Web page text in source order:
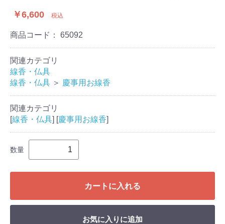
￥6,600 税込
商品コード： 65092
関連カテゴリ
線香・仏具
線香・仏具 ＞ 慶事用お線香
関連カテゴリ
[線香・仏具] [慶事用お線香]
数量
カートに入れる
お気に入りに追加